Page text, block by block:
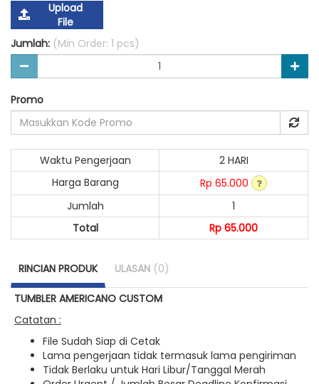
Upload
File
Jumlah: (Min Order: 1 pcs)
Promo
Waktu Pengerjaan
2 HARI
Harga Barang
Rp 65.000
Jumlah
1
Total
Rp 65.000
RINCIAN PRODUK ULASAN (0)
TUMBLER AMERICANO CUSTOM
Catatan :
File Sudah Siap di Cetak
Lama pengerjaan tidak termasuk lama pengiriman
Tidak Berlaku untuk Hari Libur/Tanggal Merah